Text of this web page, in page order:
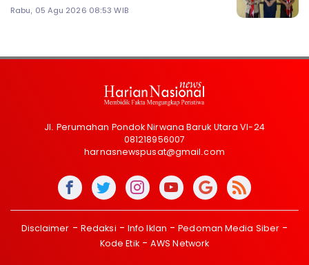
Rabu, 05 Agu 2026 08:53 WIB
Jl. Perumahan Pondok Nirwana Baruk Utara VI-24
081218956007
harnasnewspusat@gmail.com
Disclaimer Redaksi Info Iklan
Pedoman Media Siber
Kode Etik
AWS Network